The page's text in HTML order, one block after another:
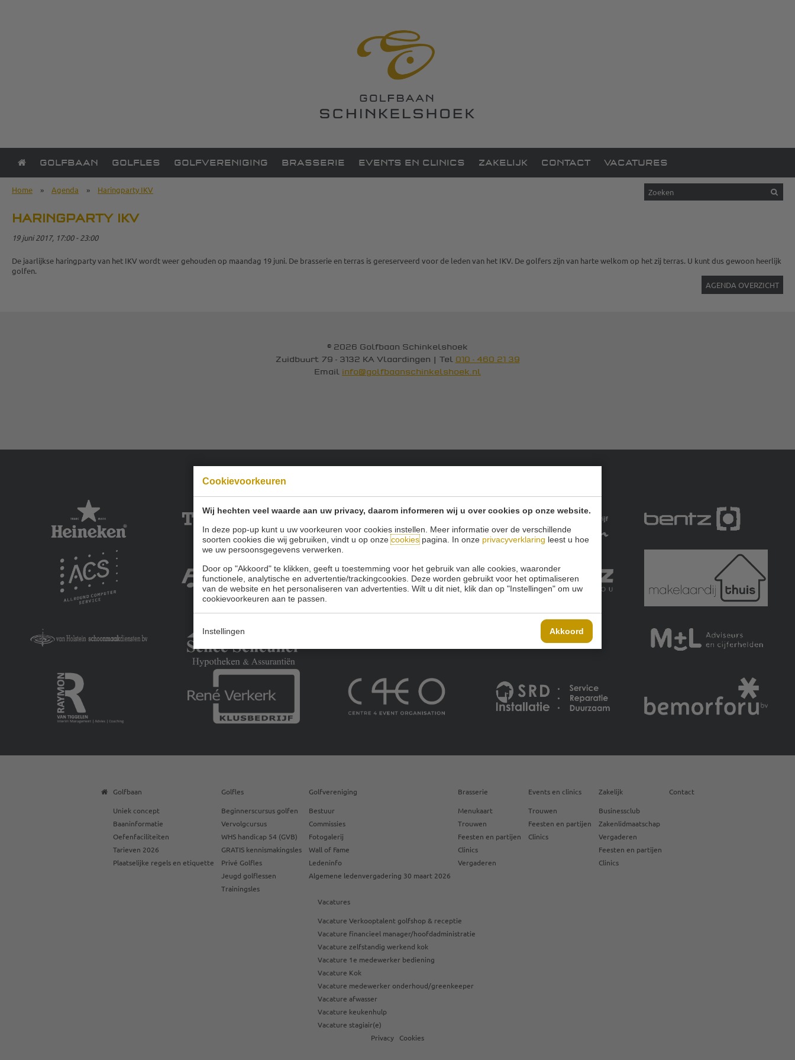
Cookievoorkeuren
Wij hechten veel waarde aan uw privacy, daarom informeren wij u over cookies op onze website.
In deze pop-up kunt u uw voorkeuren voor cookies instellen. Meer informatie over de verschillende
soorten cookies die wij gebruiken, vindt u op onzecookiespagina. In onze privacyverklaring leest u hoe
we uw persoonsgegevens verwerken.
Door op "Akkoord" te klikken, geeft u toestemming voor het gebruik van alle cookies, waaronder
functionele, analytische en advertentie/trackingcookies. Deze worden gebruikt voor het optimaliseren
van de website en het personaliseren van advertenties. Wilt u dit niet, klik dan op "Instellingen" om uw
cookievoorkeuren aan te passen.
Instellingen Akkoord
GOLFBAAN GOLFLES GOLFVERENIGING BRASSERIE EVENTS EN CLINICS ZAKELIJK CONTACT VACATURES
Home » Agenda » Haringparty IKV
HARINGPARTY IKV
19 juni 2017, 17:00 - 23:00
De jaarlijkse haringparty van het IKV wordt weer gehouden op maandag 19 juni. De brasserie en terras is gereserveerd voor de leden van het IKV. De golfers zijn van harte welkom op het zij terras. U kunt dus gewoon heerlijk
golfen.
AGENDA OVERZICHT
© 2026 Golfbaan Schinkelshoek
Zuidbuurt 79 - 3132 KA Vlaardingen | Tel 010 - 460 21 39
Email info@golfbaanschinkelshoek.nl
Golfbaan
Uniek concept
Baaninformatie
Oefenfaciliteiten
Tarieven 2026
Plaatselijke regels en etiquette
Golfles
Beginnerscursus golfen
Vervolgcursus
WHS handicap 54 (GVB)
GRATIS kennismakingsles
Privé Golfles
Jeugd golflessen
Trainingsles
Golfvereniging
Bestuur
Commissies
Fotogalerij
Wall of Fame
Ledeninfo
Algemene ledenvergadering 30 maart 2026
Brasserie
Menukaart
Trouwen
Feesten en partijen
Clinics
Vergaderen
Events en clinics
Trouwen
Feesten en partijen
Clinics
Zakelijk
Businessclub
Zakenlidmaatschap
Vergaderen
Feesten en partijen
Clinics
Contact
Vacatures
Vacature Verkooptalent golfshop & receptie
Vacature financieel manager/hoofdadministratie
Vacature zelfstandig werkend kok
Vacature 1e medewerker bediening
Vacature Kok
Vacature medewerker onderhoud/greenkeeper
Vacature afwasser
Vacature keukenhulp
Vacature stagiair(e)
Privacy
Cookies